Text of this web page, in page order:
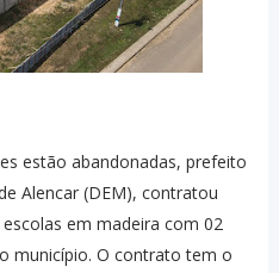
estão abandonadas, prefeito
Alencar (DEM), contratou
em madeira com 02
município. O contrato tem o